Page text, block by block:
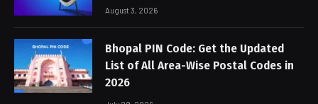
August 3, 2026
Bhopal PIN Code: Get the Updated
List of All Area-Wise Postal Codes in
2026